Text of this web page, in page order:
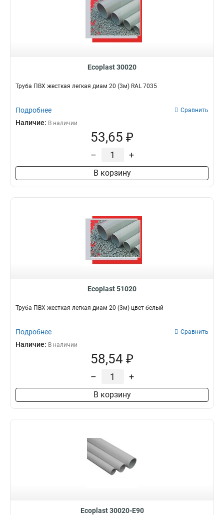
Ecoplast 30020
Труба ПВХ жесткая легкая диам 20 (3м) RAL 7035
Подробнее Сравнить
Наличие: В наличии
53,65 ₽
– +
В корзину
Ecoplast 51020
Труба ПВХ жесткая легкая диам 20 (3м) цвет белый
Подробнее Сравнить
Наличие: В наличии
58,54 ₽
– +
В корзину
Ecoplast 30020-E90